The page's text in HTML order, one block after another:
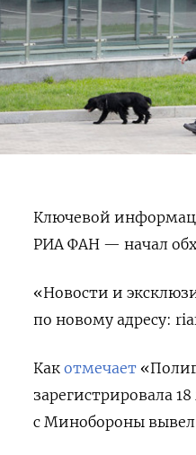
Ключевой
РИА ФАН — начал
«Новости и
по новому адресу:
Как отмечает
зарегистрировала
с Минобороны